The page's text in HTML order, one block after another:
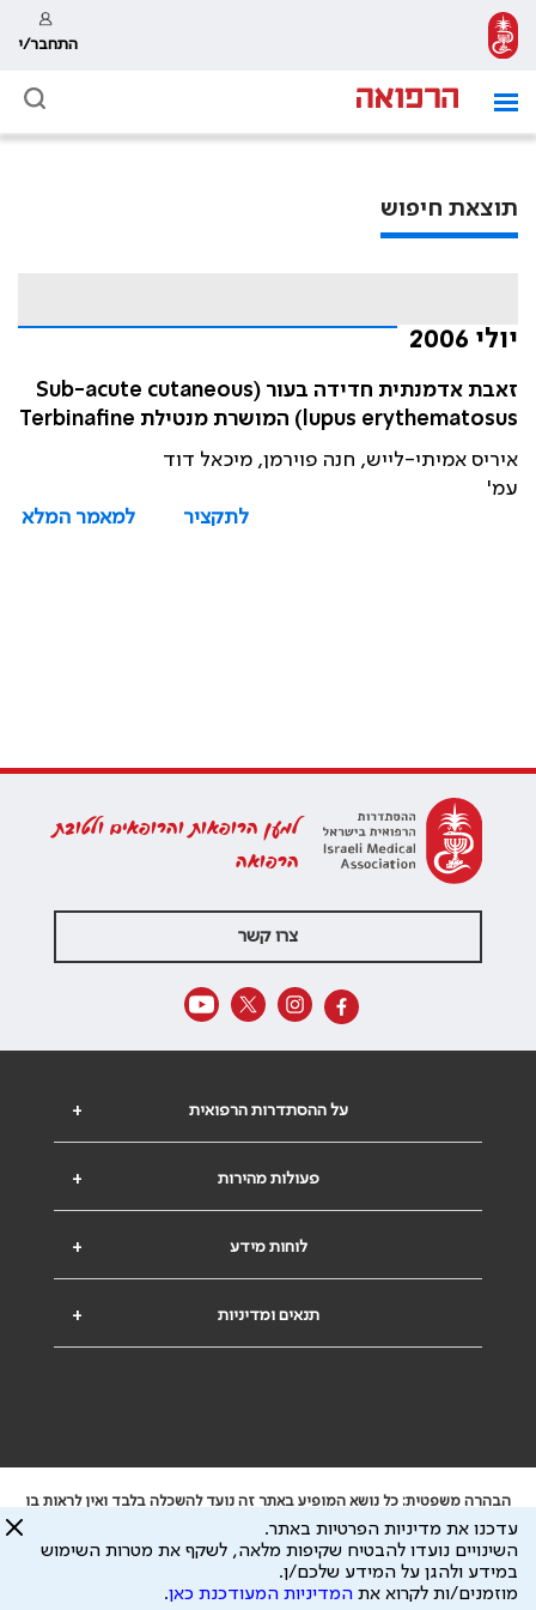
התחבר/י
תוצאת חיפוש
יולי 2006
זאבת אדמנתית חדידה בעור (Sub-acute cutaneous
lupus erythematosus) המושרת מנטילת Terbinafine
איריס אמיתי-לייש, חנה פוירמן, מיכאל דוד
עמ'
לתקציר
למאמר המלא
למען הרופאות והרופאים ולטובת
הרפואה
צרו קשר
+ על ההסתדרות הרפואית
+ פעולות מהירות
+ לוחות מידע
+ תנאים ומדיניות
הבהרה משפטית: כל נושא המופיע באתר זה נועד להשכלה בלבד ואין לראות בו
ייעוץ רפואי או משפטי. אין הר"י אחראית לתוכן המתפרסם באתר זה ולכל נזק
שעלול להיגרם.
ידוע לי שהר"י אוספת ושומרת מידע אישי לצורך מתן השרות וכי חלק ממנו עשוי
להיות מועבר לצדדים שלישיים, הכל בכפוף למדיניות הפרטיות
עדכנו את מדיניות הפרטיות באתר.
השינויים נועדו להבטיח שקיפות מלאה, לשקף את מטרות השימוש
במידע ולהגן על המידע שלכם/ן.
מוזמנים/ות לקרוא את המדיניות המעודכנת כאן.